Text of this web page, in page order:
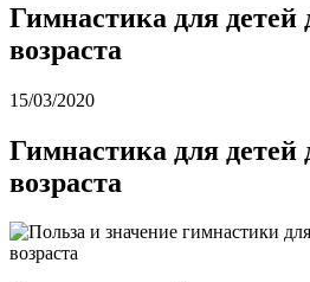
Гимнастика для детей
возраста
15/03/2020
Гимнастика для детей
возраста